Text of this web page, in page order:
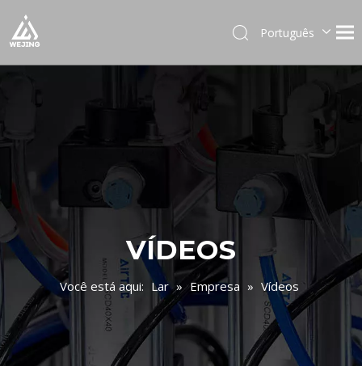
Português
Español
Italiano
日本語
VÍDEOS
Você está aqui: Lar » Empresa » Vídeos